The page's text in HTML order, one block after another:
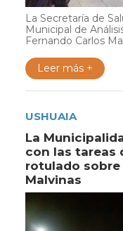
La Secretaría de
Municipal de
Fernando Carlos
Leer más +
USHUAIA
La
con las tareas
rotulado sobre
Malvinas